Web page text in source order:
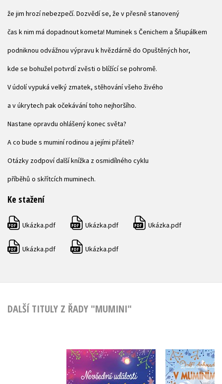
že jim hrozí nebezpečí. Dozvědí se, že v přesně stanovený
čas k nim má dopadnout kometa! Muminek s Čenichem a Šňupálkem
podniknou odvážnou výpravu k hvězdárně do Opuštěných hor,
kde se bohužel potvrdí zvěsti o blížící se pohromě.
V údolí vypuká velký zmatek, stěhování všeho živého
a v úkrytech pak očekávání toho nejhoršího.
Nastane opravdu ohlášený konec světa?
A co bude s muminí rodinou a jejími přáteli?
Otázky zodpoví další knížka z osmidílného cyklu
příběhů o skřítcích muminech.
Ke stažení
PDF Ukázka.pdf PDF Ukázka.pdf PDF Ukázka.pdf
PDF Ukázka.pdf PDF Ukázka.pdf
DALŠÍ TITULY Z ŘADY "MUMINI"
Nevšední události v
muminím údolí
Další